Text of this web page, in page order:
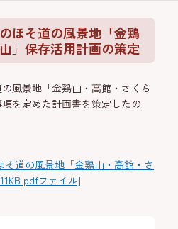
ほそ道の風景地「金鶏
」保存活用計画の策定
風景地「金鶏山・高館・さくら
を定めた計画書を策定したの
道の風景地「金鶏山・高館・さ
pdfファイル]